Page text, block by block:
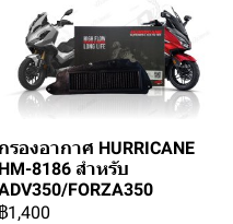
กรองอากาศ HURRICANE
HM-8186 สำหรับ
FORZA350
฿1,400